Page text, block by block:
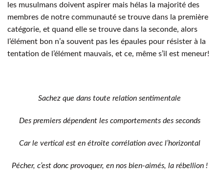
les musulmans doivent aspirer mais hélas la majorité des
membres de notre communauté se trouve dans la première
catégorie, et quand elle se trouve dans la seconde, alors
l’élément bon n’a souvent pas les épaules pour résister à la
tentation de l’élément mauvais, et ce, même s’il est meneur!
Sachez que dans toute relation sentimentale
Des premiers dépendent les comportements des seconds
Car le vertical est en étroite corrélation avec l’horizontal
Pécher, c’est donc provoquer, en nos bien-aimés, la rébellion !